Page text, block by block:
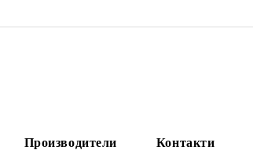
Производители Контакти